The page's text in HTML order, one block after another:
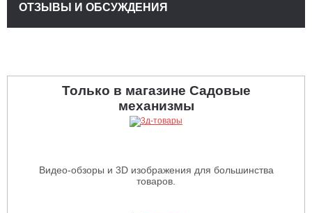
ОТЗЫВЫ И ОБСУЖДЕНИЯ
Только в магазине Садовые
механизмы
Видео-обзоры и 3D изображения для большинства
товаров.